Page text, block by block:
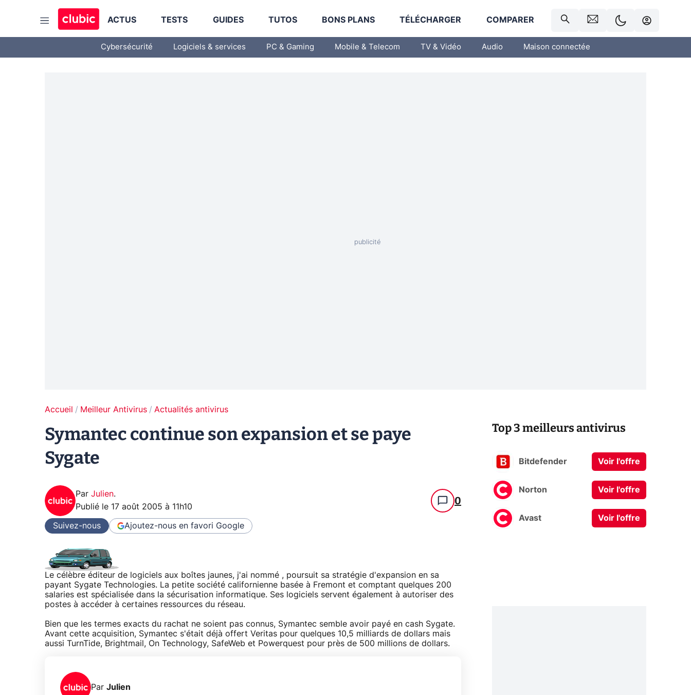
ACTUS TESTS GUIDES TUTOS BONS PLANS TÉLÉCHARGER COMPARER
Cybersécurité Logiciels & services PC & Gaming Mobile & Telecom TV & Vidéo Audio Maison connectée
Accueil Meilleur Antivirus Actualités antivirus
Symantec continue son expansion et se paye
Sygate
Par Julien.
Publié le 17 août 2005 à 11h10 0
Suivez-nous Ajoutez-nous en favori Google
Le célèbre éditeur de logiciels aux boîtes jaunes, j'ai nommé , poursuit sa stratégie d'expansion en sa
payant Sygate Technologies. La petite société californienne basée à Fremont et comptant quelques 200
salaries est spécialisée dans la sécurisation informatique. Ses logiciels servent également à autoriser des
postes à accéder à certaines ressources du réseau.
Bien que les termes exacts du rachat ne soient pas connus, Symantec semble avoir payé en cash Sygate.
Avant cette acquisition, Symantec s'était déjà offert Veritas pour quelques 10,5 milliards de dollars mais
aussi TurnTide, Brightmail, On Technology, SafeWeb et Powerquest pour près de 500 millions de dollars.
Par Julien
Top 3 meilleurs antivirus
Bitdefender Voir l'offre
Norton Voir l'offre
Avast Voir l'offre